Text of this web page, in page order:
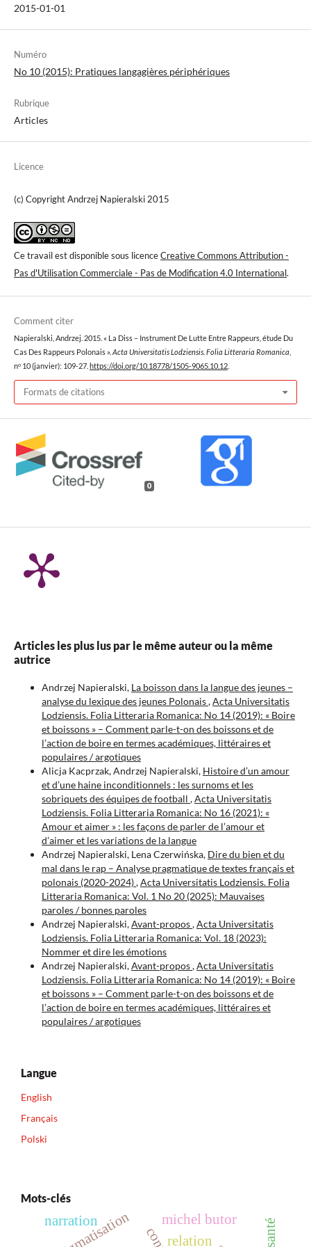
2015-01-01
Numéro
No 10 (2015): Pratiques langagières périphériques
Rubrique
Articles
Licence
(c) Copyright Andrzej Napieralski 2015
Ce travail est disponible sous licenceCreative Commons Attribution -
Pas d'Utilisation Commerciale - Pas de Modification 4.0 International.
Comment citer
Napieralski, Andrzej. 2015. « La Diss – Instrument De Lutte Entre Rappeurs, étude Du
Cas Des Rappeurs Polonais ». Acta Universitatis Lodziensis. Folia Litteraria Romanica
nᵒ 10 (janvier): 109-27. https://doi.org/10.18778/1505-9065.10.12
Formats de citations
0
Articles les plus lus par le même auteur ou la même
autrice
Andrzej Napieralski, La boisson dans la langue des jeunes –
analyse du lexique des jeunes Polonais,Acta Universitatis
Lodziensis. Folia Litteraria Romanica: No 14 (2019): « Boire
et boissons » – Comment parle-t-on des boissons et de
l’action de boire en termes académiques, littéraires et
populaires / argotiques
Alicja Kacprzak, Andrzej Napieralski, Histoire d’un amour
et d’une haine inconditionnels : les surnoms et les
sobriquets des équipes de football ,Acta Universitatis
Lodziensis. Folia Litteraria Romanica: No 16 (2021): «
Amour et aimer » : les façons de parler de l’amour et
d’aimer et les variations de la langue
Andrzej Napieralski, Lena Czerwińska, Dire du bien et du
mal dans le rap – Analyse pragmatique de textes français et
polonais (2020-2024),Acta Universitatis Lodziensis. Folia
Litteraria Romanica: Vol. 1 No 20 (2025): Mauvaises
paroles / bonnes paroles
Andrzej Napieralski,Avant-propos,Acta Universitatis
Lodziensis. Folia Litteraria Romanica: Vol. 18 (2023):
Nommer et dire les émotions
Andrzej Napieralski,Avant-propos,Acta Universitatis
Lodziensis. Folia Litteraria Romanica: No 14 (2019): « Boire
et boissons » – Comment parle-t-on des boissons et de
l’action de boire en termes académiques, littéraires et
populaires / argotiques
Langue
English
Français
Polski
Mots-clés
relation
michel butor
narration